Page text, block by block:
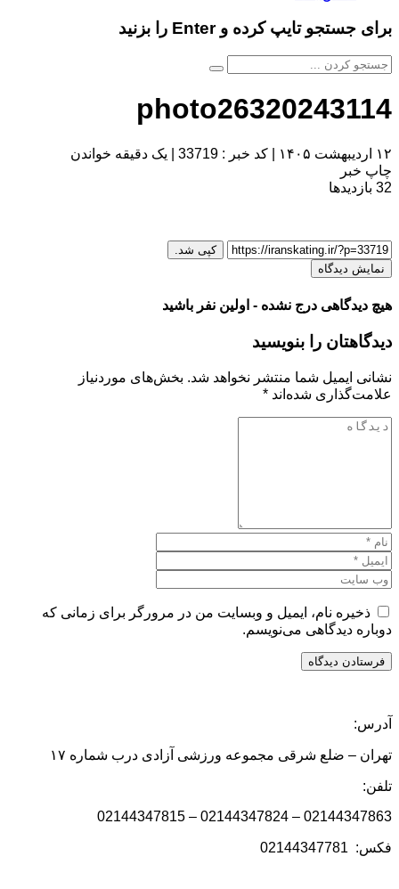
برای جستجو تایپ کرده و Enter را بزنید
photo26320243114
۱۲ اردیبهشت ۱۴۰۵ کد خبر : 33719
یک دقیقه خواندن
چاپ خبر
32 بازدیدها
کپی شد.
نمایش دیدگاه
هیچ دیدگاهی درج نشده - اولین نفر باشید
دیدگاهتان را بنویسید
نشانی ایمیل شما منتشر نخواهد شد. بخش‌های موردنیاز
علامت‌گذاری شده‌اند *
ذخیره نام، ایمیل و وبسایت من در مرورگر برای زمانی که
دوباره دیدگاهی می‌نویسم.
آدرس:
تهران – ضلع شرقی مجموعه ورزشی آزادی درب شماره ۱۷
تلفن:
02144347863 – 02144347824 – 02144347815
فکس: 02144347781